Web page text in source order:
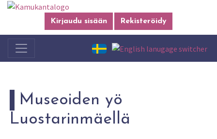
Kirjaudu sisään Rekisteröidy
Museoiden yö
Luostarinmäellä